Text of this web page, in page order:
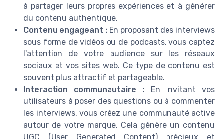
à partager leurs propres expériences et à générer
du contenu authentique.
Contenu engageant : En proposant des interviews
sous forme de vidéos ou de podcasts, vous captez
l'attention de votre audience sur les réseaux
sociaux et vos sites web. Ce type de contenu est
souvent plus attractif et partageable.
Interaction communautaire : En invitant vos
utilisateurs à poser des questions ou à commenter
les interviews, vous créez une communauté active
autour de votre marque. Cela génère un contenu
UGC (User Generated Content) précieux et